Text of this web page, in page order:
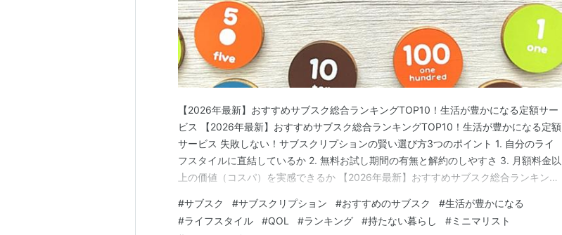
【2026年最新】おすすめサブスク総合ランキングTOP10！生活が豊かになる定額サー
ビス 【2026年最新】おすすめサブスク総合ランキングTOP10！生活が豊かになる定額
サービス 失敗しない！サブスクリプションの賢い選び方3つのポイント 1. 自分のライ
フスタイルに直結しているか 2. 無料お試し期間の有無と解約のしやすさ 3. 月額料金以
上の価値（コスパ）を実感できるか 【2026年最新】おすすめサブスク総合ランキング
位：【食品・ミールキット】Oisix（オイシックス）定期ボックス 第3位：【…
#サブスク #サブスクリプション #おすすめのサブスク #生活が豊かになる
#ライフスタイル #QOL #ランキング #持たない暮らし #ミニマリスト